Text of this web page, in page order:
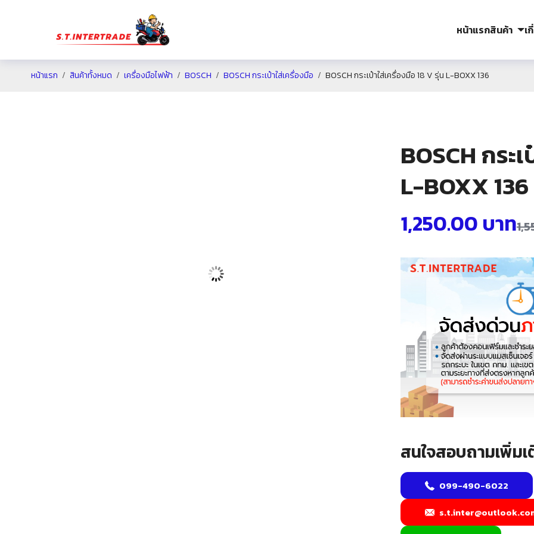
หน้าแรกสินค้า เ
หน้าแรก สินค้าทั้งหมด เครื่องมือไฟฟ้า BOSCH BOSCH กระเป๋าใส่เครื่องมือ BOSCH กระเป๋าใส่เครื่องมือ 18 V รุ่น L-BOXX 136
BOSCH กระ
L-BOXX 136
1,250.00 บาท
สนใจสอบถามเพิ่ม
099-490-6022